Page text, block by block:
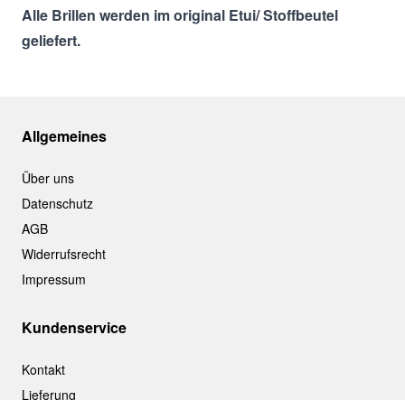
Alle Brillen werden im original Etui/ Stoffbeutel
geliefert.
Allgemeines
Über uns
Datenschutz
AGB
Widerrufsrecht
Impressum
Kundenservice
Kontakt
Lieferung